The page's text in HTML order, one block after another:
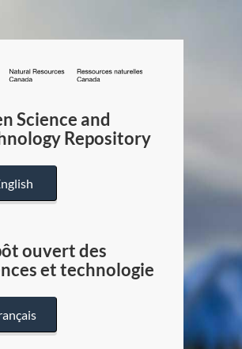
/
Canada
Science and
Repository
ouvert des
et technologie